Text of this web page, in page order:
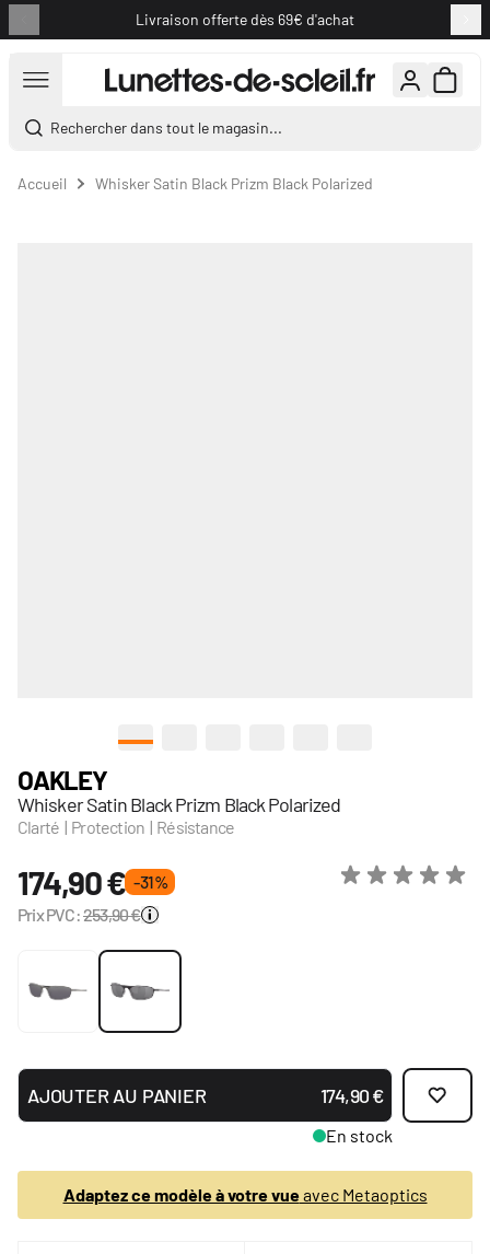
Livraison offerte dès 69€ d'achat
Rechercher dans tout le magasin...
Accueil Whisker Satin Black Prizm Black Polarized
OAKLEY
Whisker Satin Black Prizm Black Polarized
Clarté | Protection | Résistance
174,90 € - 31 %
Prix PVC:253,90 €
AJOUTER AU PANIER 174,90 €
En stock
Adaptez ce modèle à votre vueavec Metaoptics